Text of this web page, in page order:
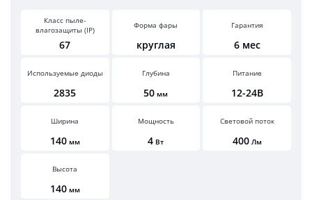
Класс пыле-
влагозащиты (IP)
67
Форма фары
круглая
Гарантия
6 мес
Используемые диоды
2835
Глубина
50 мм
Питание
12-24В
Ширина
140 мм
Мощность
4 Вт
Световой поток
400 Лм
Высота
140 мм